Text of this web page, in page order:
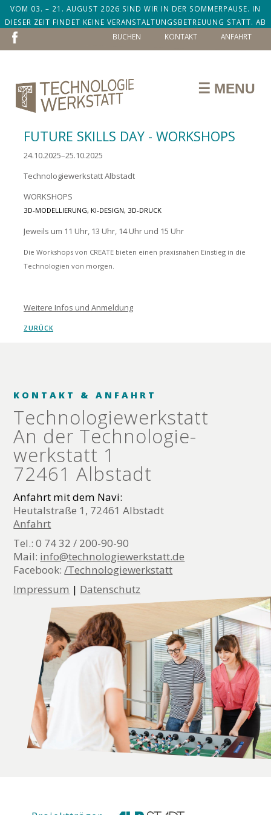
VOM 03. – 21. AUGUST 2026 SIND WIR IN DER SOMMERPAUSE. IN
DIESER ZEIT FINDET KEINE VERANSTALTUNGSBETREUUNG STATT. AB
DEM 24. AUGUST SIND WIR ZURÜCK!
NAVIGATION
ÜBERSPRINGEN
ANFAHRT
KONTAKT
BUCHEN
☰ MENU
FUTURE SKILLS DAY - WORKSHOPS
24.10.2025–25.10.2025
Technologiewerkstatt Albstadt
WORKSHOPS
3D-MODELLIERUNG, KI-DESIGN, 3D-DRUCK
Jeweils um 11 Uhr, 13 Uhr, 14 Uhr und 15 Uhr
Die Workshops von CREATE bieten einen praxisnahen Einstieg in die
Technologien von morgen.
Weitere Infos und Anmeldung
ZURÜCK
KONTAKT & ANFAHRT
Technologie­werkstatt
An der Technologie­
werkstatt 1
72461 Albstadt
Anfahrt mit dem Navi:
Heutalstraße 1, 72461 Albstadt
Anfahrt
Tel.: 0 74 32 / 200-90-90
Mail: info@technologiewerkstatt.de
Facebook:/Technologiewerkstatt
Impressum | Datenschutz